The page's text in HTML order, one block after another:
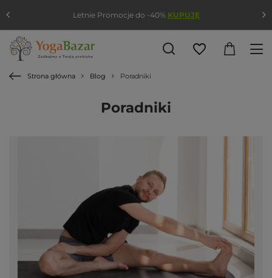
Strona główna Blog Poradniki
Poradniki
Letnie Promocje do -40% KUPUJĘ